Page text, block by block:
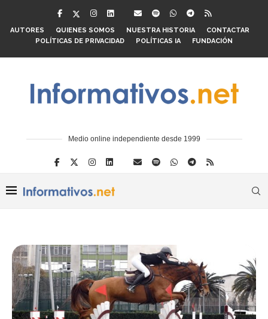
AUTORES QUIENES SOMOS NUESTRA HISTORIA
CONTACTAR
POLÍTICAS DE PRIVACIDAD
POLÍTICAS IA FUNDACIÓN
Medio online independiente desde 1999